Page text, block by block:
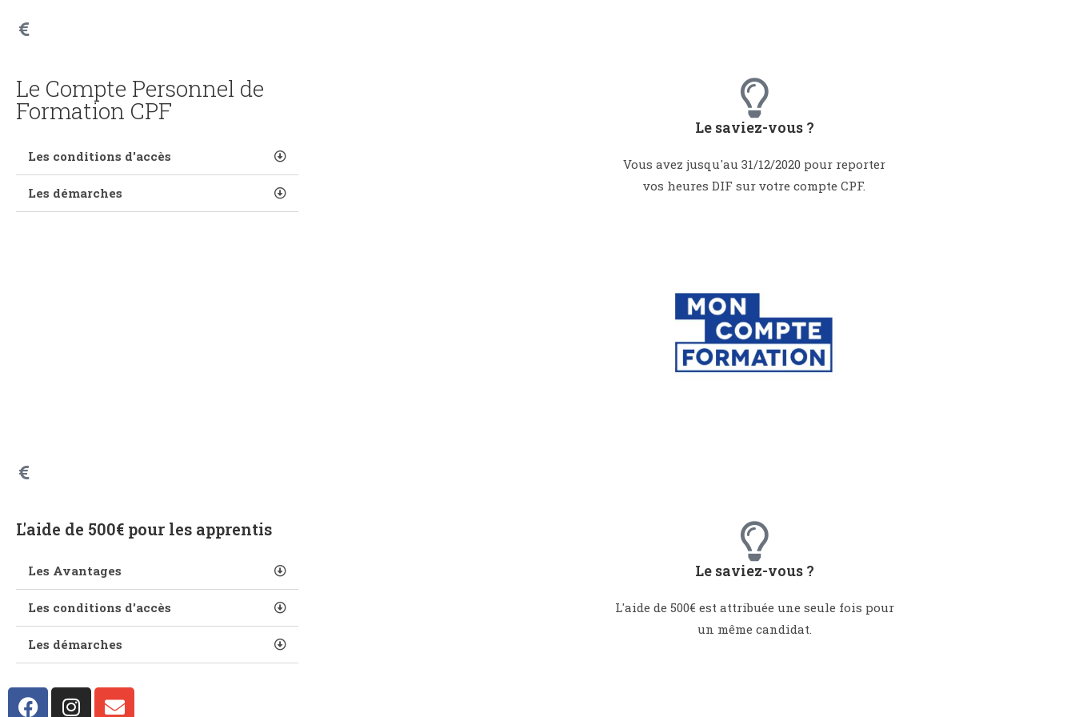
Le Compte Personnel de
Formation CPF
Les conditions d'accès
Les démarches
Le saviez-vous ?
Vous avez jusqu'au 31/12/2020 pour reporter
vos heures DIF sur votre compte CPF.
L'aide de 500€ pour les apprentis
Les Avantages
Les conditions d'accès
Les démarches
Le saviez-vous ?
L'aide de 500€ est attribuée une seule fois pour
un même candidat.